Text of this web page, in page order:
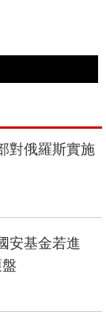
對俄羅斯實施
安基金若進